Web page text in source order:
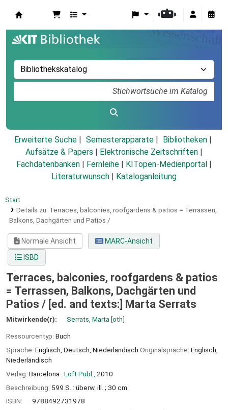
Erweiterte Suche Semesterapparate
Bibliotheken
Aufsätze & Papers
Elektronische Zeitschriften
Fachdatenbanken
Fernleihe KITopen-Medienportal
Literaturwunsch
Kataloganleitung
Start
Details zu: Terraces, balconies, roofgardens & patios = Terrassen,
Balkons, Dachgärten und Patios /
Normale Ansicht
MARC-Ansicht
ISBD
Terraces, balconies, roofgardens & patios
= Terrassen, Balkons, Dachgärten und
Patios / [ed. and texts:] Marta Serrats
Mitwirkende(r): Serrats, Marta [oth]
Ressourcentyp: Buch
Sprache: Englisch Deutsch Niederländisch Originalsprache: Englisch
Niederländisch
Verlag: Barcelona : Loft Publ.,
2010
Beschreibung: 599 S. : überw. ill. ; 30 cm
ISBN:
9788492731978